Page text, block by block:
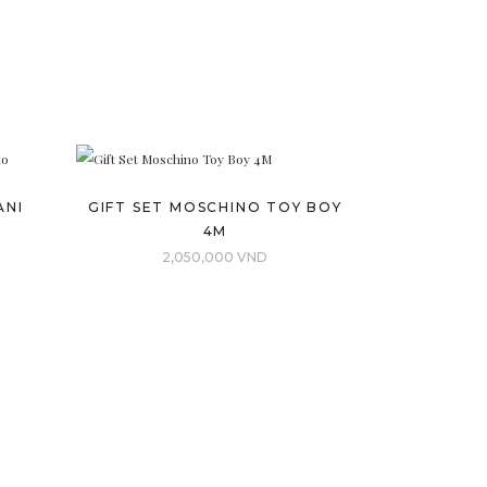
GIFT SET MOSCHINO TOY BOY
4M
2,050,000VND